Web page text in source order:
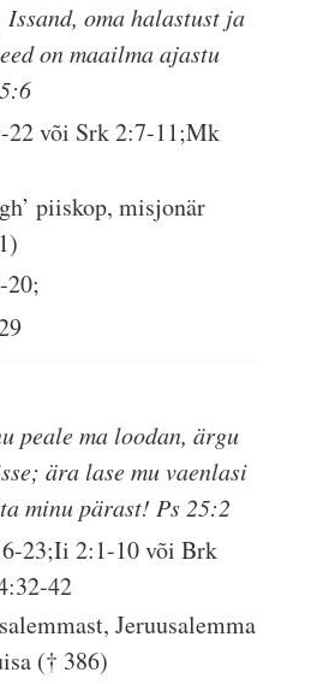
Issand, oma halastust ja
on maailma ajastu
22 või Srk 2:7-11;Mk
piiskop, misjonär
20;
peale ma loodan, ärgu
ära lase mu vaenlasi
minu pärast! Ps 25:2
23;Ii 2:1-10 või Brk
42
Jeruusalemma
(† 386)